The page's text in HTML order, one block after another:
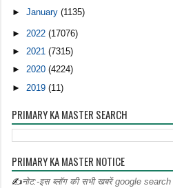
►January(1135)
► 2022(17076)
►2021(7315)
►2020(4224)
► 2019(11)
PRIMARY KA MASTER SEARCH
PRIMARY KA MASTER NOTICE
✍नोट:-इस ब्लॉग की सभी खबरें google